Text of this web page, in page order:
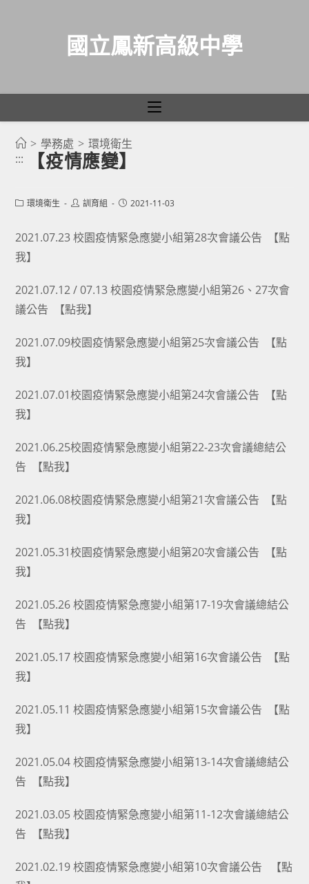
國立鳳新高級中學
> 學務處 > 環境衛生
:::
【疫情應變】
Post環境衛生
Post訓育組
Post2021-11-03
2021.07.23 校園疫情緊急應變小組第28次會議公告
【點
我】
2021.07.12 / 07.13 校園疫情緊急應變小組第26、27次會
議公告
【點我】
2021.07.09校園疫情緊急應變小組第25次會議公告
【點
我】
2021.07.01校園疫情緊急應變小組第24次會議公告
【點
我】
2021.06.25校園疫情緊急應變小組第22-23次會議總結公
告
【點我】
2021.06.08校園疫情緊急應變小組第21次會議公告
【點
我】
2021.05.31校園疫情緊急應變小組第20次會議公告
【點
我】
2021.05.26 校園疫情緊急應變小組第17-19次會議總結公
告
【點我】
2021.05.17 校園疫情緊急應變小組第16次會議公告
【點
我】
2021.05.11 校園疫情緊急應變小組第15次會議公告
【點
我】
2021.05.04 校園疫情緊急應變小組第13-14次會議總結公
告
【點我】
2021.03.05 校園疫情緊急應變小組第11-12次會議總結公
告
【點我】
2021.02.19 校園疫情緊急應變小組第10次會議公告
【點